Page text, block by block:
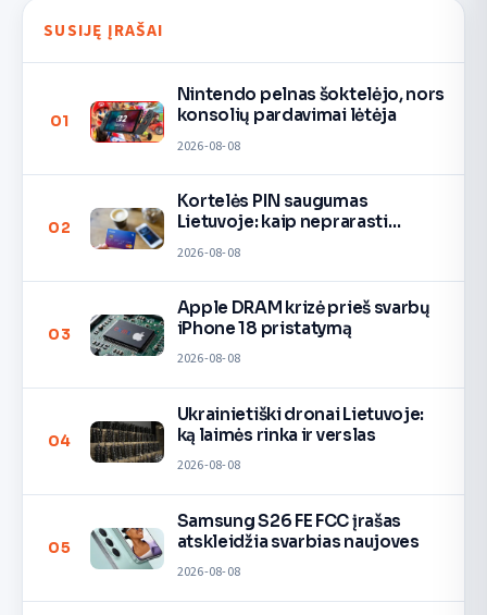
SUSIJĘ ĮRAŠAI
01
Nintendo pelnas šoktelėjo, nors
konsolių pardavimai lėtėja
2026-08-08
02
Kortelės PIN saugumas
Lietuvoje: kaip neprarasti
2026-08-08
03
Apple DRAM krizė prieš svarbų
iPhone 18 pristatymą
2026-08-08
04
Ukrainietiški dronai Lietuvoje:
ką laimės rinka ir verslas
2026-08-08
05
Samsung S26 FE FCC įrašas
atskleidžia svarbias naujoves
2026-08-08